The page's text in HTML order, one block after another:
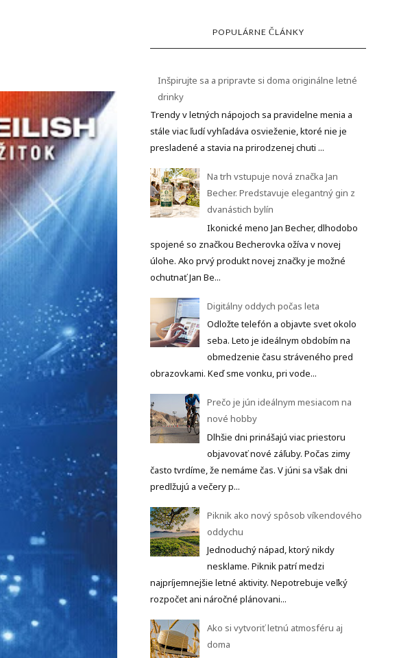
POPULÁRNE ČLÁNKY
Inšpirujte sa a pripravte si doma originálne letné
drinky
Trendy v letných nápojoch sa pravidelne menia a
stále viac ľudí vyhľadáva osvieženie, ktoré nie je
presladené a stavia na prirodzenej chuti ...
Na trh vstupuje nová značka Jan
Becher. Predstavuje elegantný gin z
dvanástich bylín
Ikonické meno Jan Becher, dlhodobo
spojené so značkou Becherovka ožíva v novej
úlohe. Ako prvý produkt novej značky je možné
ochutnať Jan Be...
Digitálny oddych počas leta
Odložte telefón a objavte svet okolo
seba. Leto je ideálnym obdobím na
obmedzenie času stráveného pred
obrazovkami. Keď sme vonku, pri vode...
Prečo je jún ideálnym mesiacom na
nové hobby
Dlhšie dni prinášajú viac priestoru
objavovať nové záľuby. Počas zimy
často tvrdíme, že nemáme čas. V júni sa však dni
predlžujú a večery p...
Piknik ako nový spôsob víkendového
oddychu
Jednoduchý nápad, ktorý nikdy
nesklame. Piknik patrí medzi
najpríjemnejšie letné aktivity. Nepotrebuje veľký
rozpočet ani náročné plánovani...
Ako si vytvoriť letnú atmosféru aj
doma